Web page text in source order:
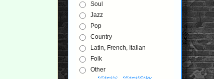
Soul
Jazz
Pop
Country
Latin, French, Italian
Folk
Other